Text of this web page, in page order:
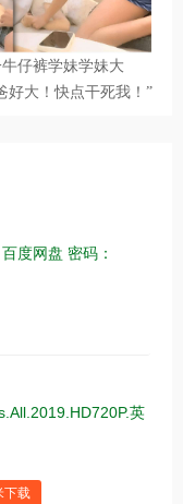
度网盘 密码：
英
下载